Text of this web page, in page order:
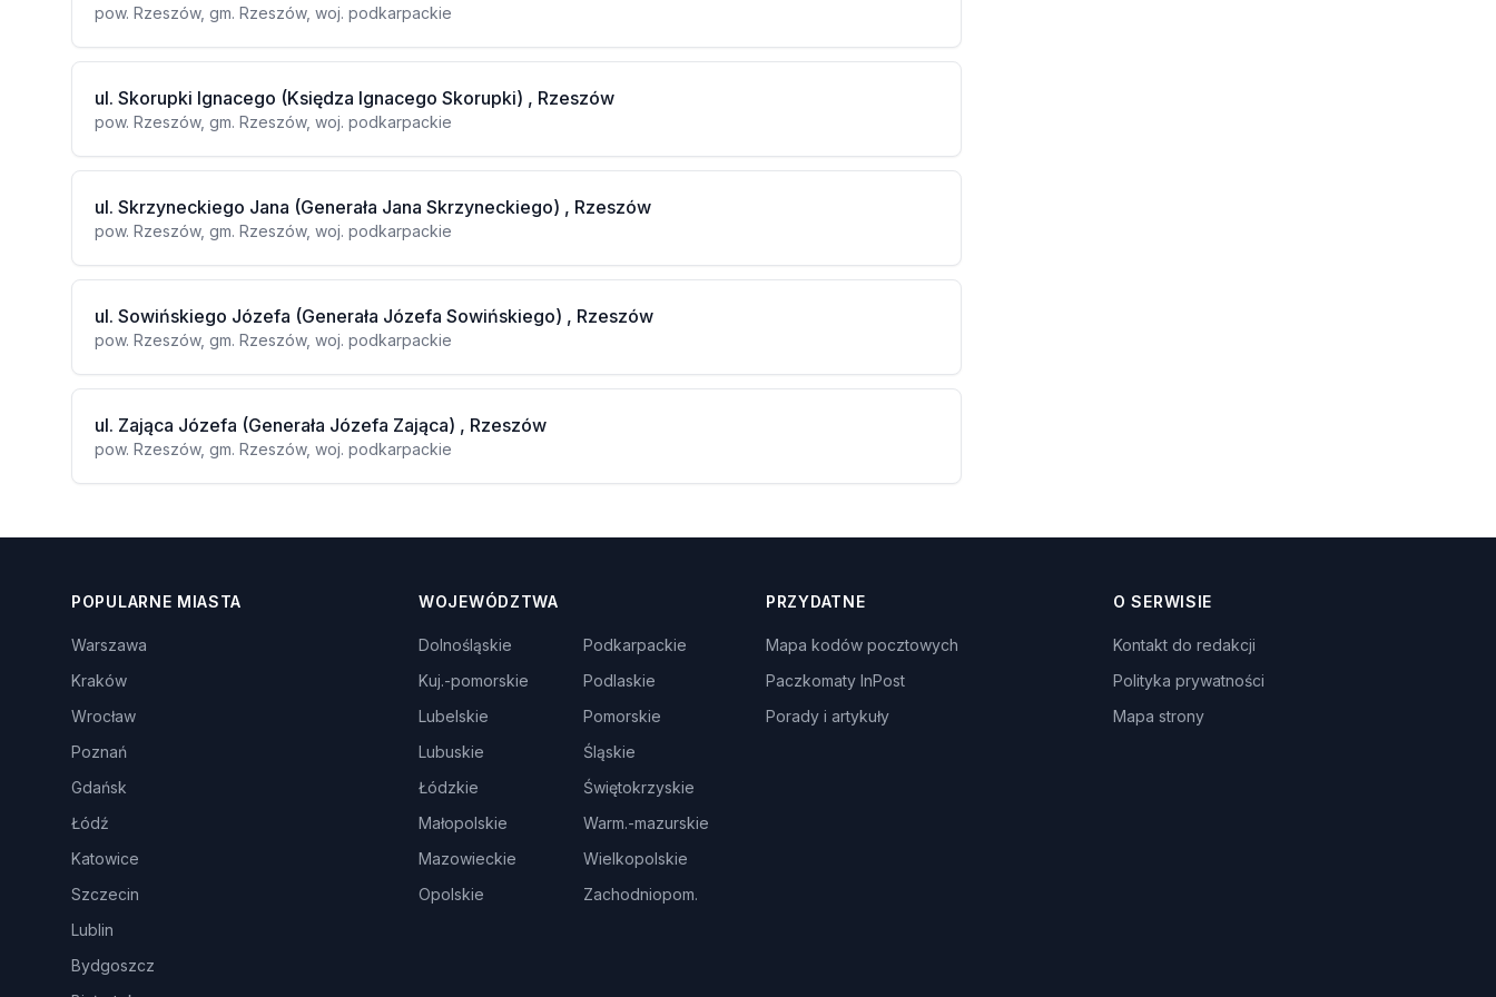
pow. Rzeszów, gm. Rzeszów, woj. podkarpackie
ul. Skorupki Ignacego (Księdza Ignacego Skorupki) , Rzeszów
pow. Rzeszów, gm. Rzeszów, woj. podkarpackie
ul. Skrzyneckiego Jana (Generała Jana Skrzyneckiego) , Rzeszów
pow. Rzeszów, gm. Rzeszów, woj. podkarpackie
ul. Sowińskiego Józefa (Generała Józefa Sowińskiego) , Rzeszów
pow. Rzeszów, gm. Rzeszów, woj. podkarpackie
ul. Zająca Józefa (Generała Józefa Zająca) , Rzeszów
pow. Rzeszów, gm. Rzeszów, woj. podkarpackie
POPULARNE MIASTA
Warszawa
Kraków
Wrocław
Poznań
Gdańsk
Łódź
Katowice
Szczecin
Lublin
Bydgoszcz
WOJEWÓDZTWA
Dolnośląskie
Kuj.-pomorskie
Lubelskie
Lubuskie
Łódzkie
Małopolskie
Mazowieckie
Opolskie
Podkarpackie
Podlaskie
Pomorskie
Śląskie
Świętokrzyskie
Warm.-mazurskie
Wielkopolskie
Zachodniopom.
PRZYDATNE
Mapa kodów pocztowych
Paczkomaty InPost
Porady i artykuły
O SERWISIE
Kontakt do redakcji
Polityka prywatności
Mapa strony